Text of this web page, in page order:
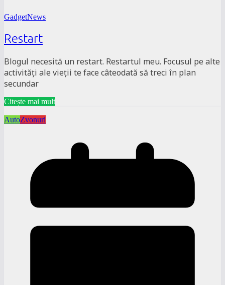
GadgetNews
Restart
Blogul necesită un restart. Restartul meu. Focusul pe alte
activități ale vieții te face câteodată să treci în plan
secundar
Citește mai mult
AutoZvonuri